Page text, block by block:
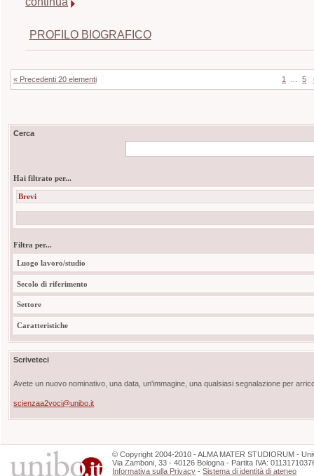
PROFILO BIOGRAFICO
« Precedenti 20 elementi 1 5
Cerca
Hai filtrato per...
Brevi
Filtra per...
Luogo lavoro/studio
Secolo di riferimento
Settore
Caratteristiche
Scriveteci
Avete un nuovo nominativo, una data, un'immagine, una qualsiasi segnalazione per
scienzaa2voci@unibo.it
©Copyright 2004-2010 - ALMA MATER STUDIORUM -
Via Zamboni, 33 - 40126 Bologna - Partita IVA:
Informativa sulla Privacy -Sistema di identità di ateneo